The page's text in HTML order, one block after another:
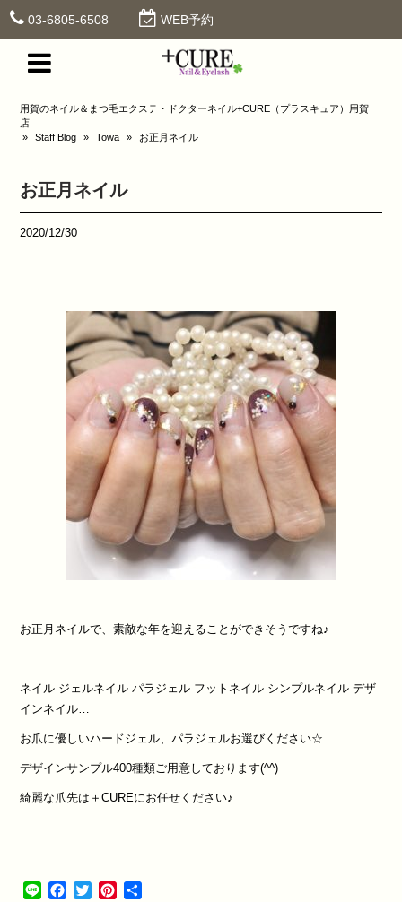
03-6805-6508 WEB予約
用賀のネイル＆まつ毛エクステ・ドクターネイル+CURE（プラスキュア）用賀
店
»
Staff Blog » Towa » お正月ネイル
お正月ネイル
2020/12/30
お正月ネイルで、素敵な年を迎えることができそうですね♪
ネイル ジェルネイル パラジェル フットネイル シンプルネイル デザ
インネイル…
お爪に優しいハードジェル、パラジェルお選びください☆
デザインサンプル400種類ご用意しております(^^)
綺麗な爪先は＋CUREにお任せください♪
Line Facebook
TwitterPinterest